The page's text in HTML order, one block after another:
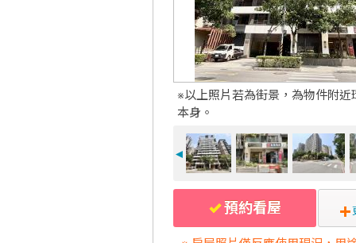
※以上照片若為街景，為物件附近
本身。
◄
預約看屋